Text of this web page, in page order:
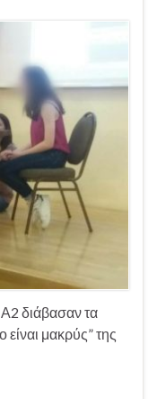
διάβασαν τα
μακρύς” της